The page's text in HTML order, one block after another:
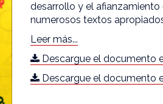
desarrollo y el
numerosos textos
Leer más...
Descargue el documento
Descargue el documento